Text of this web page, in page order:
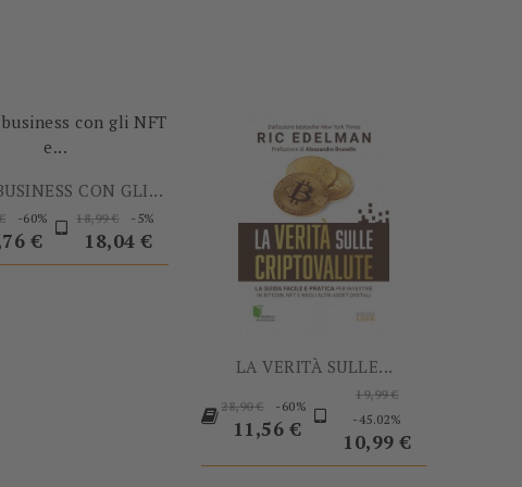
CON GLI...
-60%
€
Prezzo
base
18,99 € -5%
18,04 €
LA VERITÀ SULLE...
Prezzo
base
28,90 € -60%
Prezzo
11,56 €
Prezzo
base
19,99 €
-45.02%
10,99 €